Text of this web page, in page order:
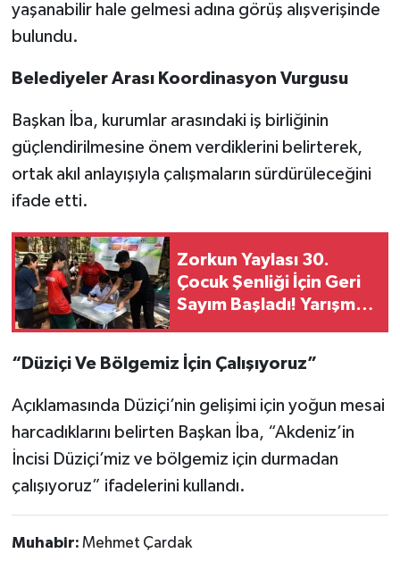
yaşanabilir hale gelmesi adına görüş alışverişinde
bulundu.
Belediyeler Arası Koordinasyon Vurgusu
Başkan İba, kurumlar arasındaki iş birliğinin
güçlendirilmesine önem verdiklerini belirterek,
ortak akıl anlayışıyla çalışmaların sürdürüleceğini
ifade etti.
Zorkun Yaylası 30.
Çocuk Şenliği İçin Geri
Sayım Başladı! Yarışma
“Düziçi Ve Bölgemiz İçin Çalışıyoruz”
Açıklamasında Düziçi’nin gelişimi için yoğun mesai
harcadıklarını belirten Başkan İba, “Akdeniz’in
İncisi Düziçi’miz ve bölgemiz için durmadan
çalışıyoruz” ifadelerini kullandı.
Muhabir: Mehmet Çardak